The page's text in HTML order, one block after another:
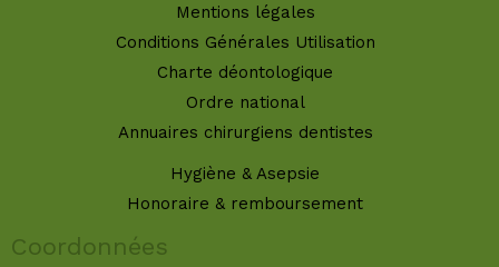
Mentions légales
Conditions Générales Utilisation
Charte déontologique
Ordre national
Annuaires chirurgiens dentistes
Hygiène & Asepsie
Honoraire & remboursement
Coordonnées